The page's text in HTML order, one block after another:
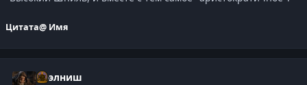
Цитата@ Имя
Нээлниш